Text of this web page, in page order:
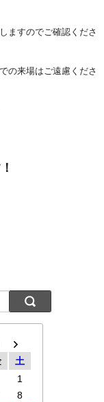
ますのでご確認くださ
の来場はご遠慮くださ
土
1
8